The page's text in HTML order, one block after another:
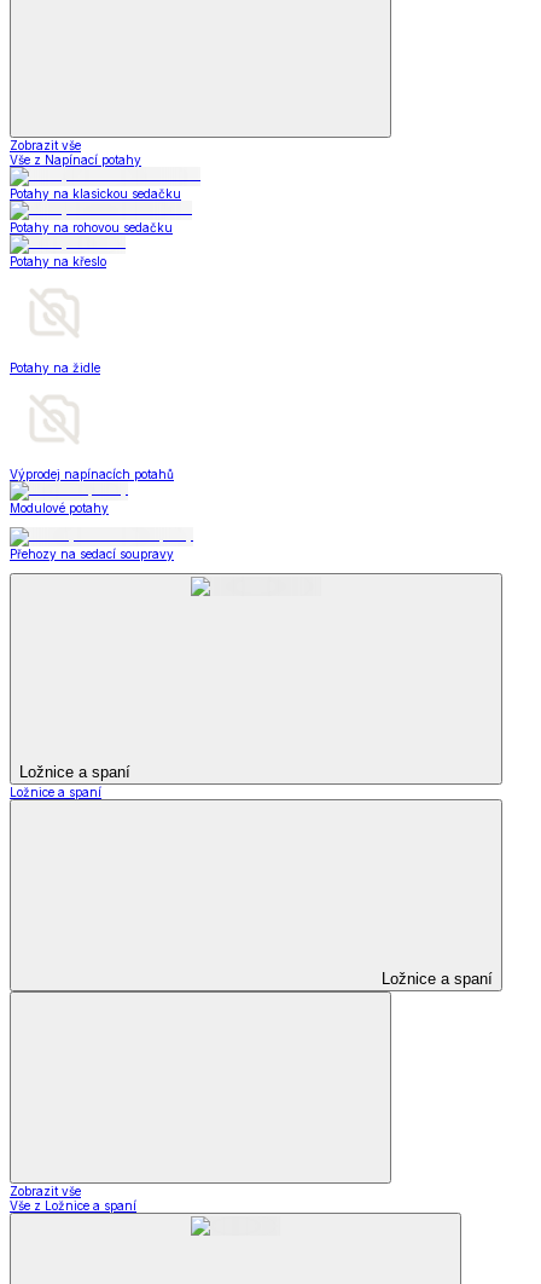
Zobrazit vše
Vše z Napínací potahy
Potahy na klasickou sedačku
Potahy na rohovou sedačku
Potahy na křeslo
Potahy na židle
Výprodej napínacích potahů
Modulové potahy
Přehozy na sedací soupravy
Ložnice a spaní
Ložnice a spaní
Ložnice a spaní
Zobrazit vše
Vše z Ložnice a spaní